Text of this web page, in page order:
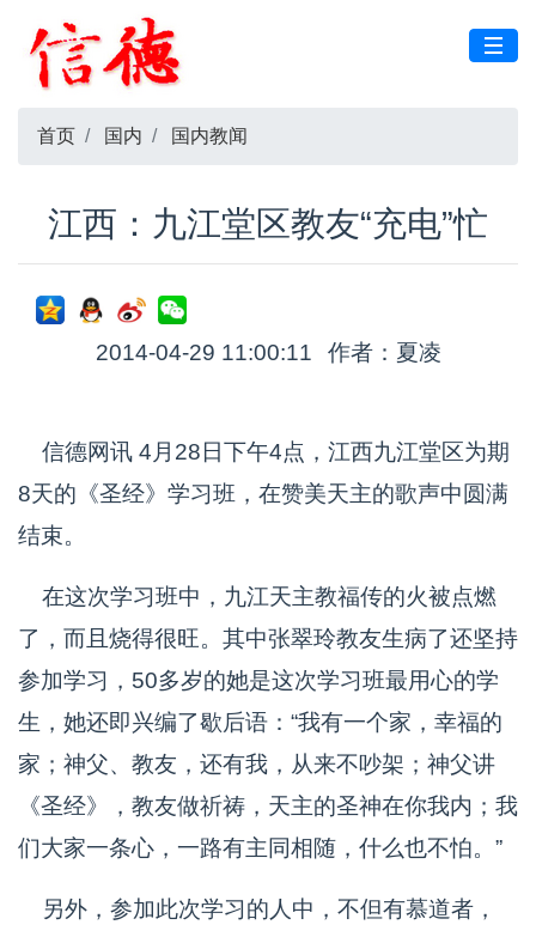
首页 国内 国内教闻
江西：九江堂区教友“充电”忙
2014-04-29 11:00:11 作者：夏凌
信德网讯 4月28日下午4点，江西九江堂区为期
8天的《圣经》学习班，在赞美天主的歌声中圆满
结束。
在这次学习班中，九江天主教福传的火被点燃
了，而且烧得很旺。其中张翠玲教友生病了还坚持
参加学习，50多岁的她是这次学习班最用心的学
生，她还即兴编了歇后语：“我有一个家，幸福的
家；神父、教友，还有我，从来不吵架；神父讲
《圣经》，教友做祈祷，天主的圣神在你我内；我
们大家一条心，一路有主同相随，什么也不怕。”
另外，参加此次学习的人中，不但有慕道者，